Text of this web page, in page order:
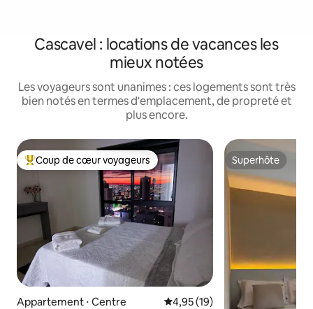
Cascavel : locations de vacances les
mieux notées
Les voyageurs sont unanimes : ces logements sont très
bien notés en termes d'emplacement, de propreté et
plus encore.
Coups de cœur voyageurs les plus appréciés
Coup de cœur voyageurs
Appartement ⋅ Centre Évaluation moyenne sur la
4,95 (19)
Superhôte
Superhôte